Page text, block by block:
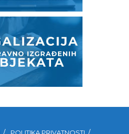
POLITIKA PRIVATNOSTI